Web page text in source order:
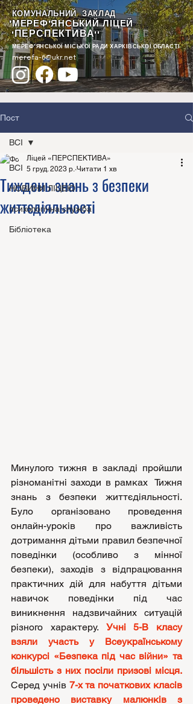
КОМУНАЛЬНИЙ ЗАКЛАД
"МЕРЕФ'ЯНСЬКИЙ ЛІЦЕЙ
"ПЕРСПЕКТИВА""
МЕРЕФ'ЯНСЬКОЇ МІСЬКОЇ РАДИ ХАРКІВСЬКОЇ ОБЛАСТІ
merefa-6@ukr.net
Пост
ВСІ
НОВИНИ ЛІЦЕЮ
психологічна служба
Бібліотека
ВСІ
Тиждень знань з безпеки
життєдіяльності
Ліцей «ПЕРСПЕКТИВА»
5 груд. 2023 р. Читати 1 хв
Минулого тижня в закладі пройшли
різноманітні заходи в рамках  Тижня
знань з безпеки життєдіяльності.
Було організовано проведення
онлайн-уроків про важливість
дотримання дітьми правил безпечної
поведінки (особливо з мінної
безпеки), заходів з відпрацювання
практичних дій для набуття дітьми
навичок поведінки під час
виникнення надзвичайних ситуацій
різного характеру. Учні 5-В класу
взяли участь у Всеукраїнському
конкурсі «Безпека під час війни» та
більшість з них посіли призові місця.
Серед учнів 7-х та початкових класів
проведено виставку малюнків з